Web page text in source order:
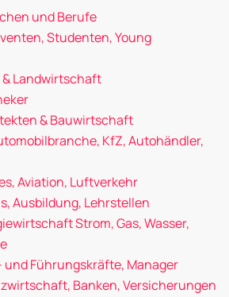
und Berufe
Studenten, Young
Landwirtschaft
& Bauwirtschaft
KfZ, Autohändler,
Aviation, Luftverkehr
Ausbildung, Lehrstellen
Strom, Gas, Wasser,
und Führungskräfte, Manager
Banken, Versicherungen